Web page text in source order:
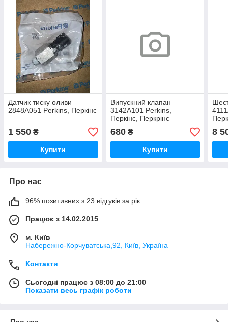
Датчик тиску оливи
2848A051 Perkins, Перкінс
1 550 ₴
Купити
Випускний клапан
3142A101 Perkins,
Перкінс, Перкрінс
680₴
Купити
8
Про нас
96% позитивних з 23 відгуків за рік
Працює з 14.02.2015
м. Київ
Набережно-Корчуватська,92, Київ, Україна
Контакти
Сьогодні працює з 08:00 до 21:00
Показати весь графік роботи